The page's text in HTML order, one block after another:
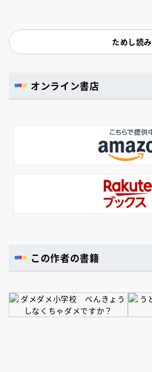
ためし読み
オンライン書店
この作者の書籍